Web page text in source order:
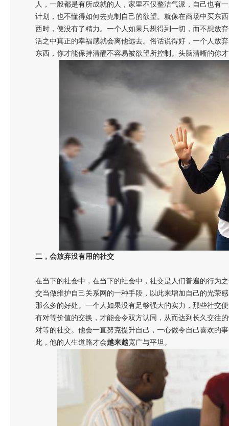
人，一般都是有所成就的人，家里不仅整洁气派，自己也有
计划，也不懂得如何去克制自己的欲望。就像在商场中买东
西时，便没有了精力。一个人如果只想得到一切，而不想放
活之中真正的幸福感就会离他远去。俗话说得好，一个人放
东西，你才能保持清醒不容易被欲望所控制。头脑清晰的你
二，会放弃没有用的社交
在当下的社会中，在当下的社会中，社交是人们普遍的行为
交当做维护自己关系网的一种手段，以此来增加自己的光荣
那么多的好处。一个人如果没有足够强大的实力，那些社交
有对等价值的交换，才能会令双方认同，从而达到长久交往
对等的社交。他会一直努克提升自己，一心做令自己喜欢的
此，他的人生道路才会越来越宽广与平坦。